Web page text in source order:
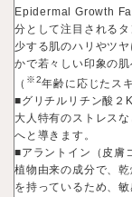
Epidermal Growth
分として注目される
少する肌のハリやツ
かで若々しい印象の肌
（ ※2年齢に応じたス
■グリチルリチン酸２
大人特有のストレス
へと導きます。
■アラントイン（皮膚
植物由来の成分で、
を持っているため、